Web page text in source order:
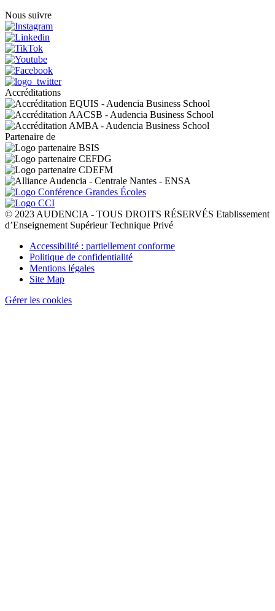
Nous suivre
Accréditations
Partenaire de
© 2023 AUDENCIA - TOUS DROITS RÉSERVÉS Etablissement
d’Enseignement Supérieur Technique Privé
Pied
page
Accessibilité : partiellement conforme
Politique de confidentialité
Mentions légales
Site Map
Gérer les cookies